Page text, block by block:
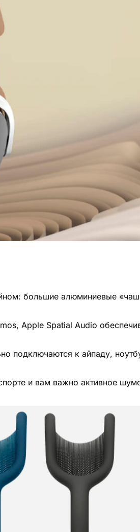
большие алюминиевые
Apple Spatial Audio
подключаются к айпаду,
и вам важно активное